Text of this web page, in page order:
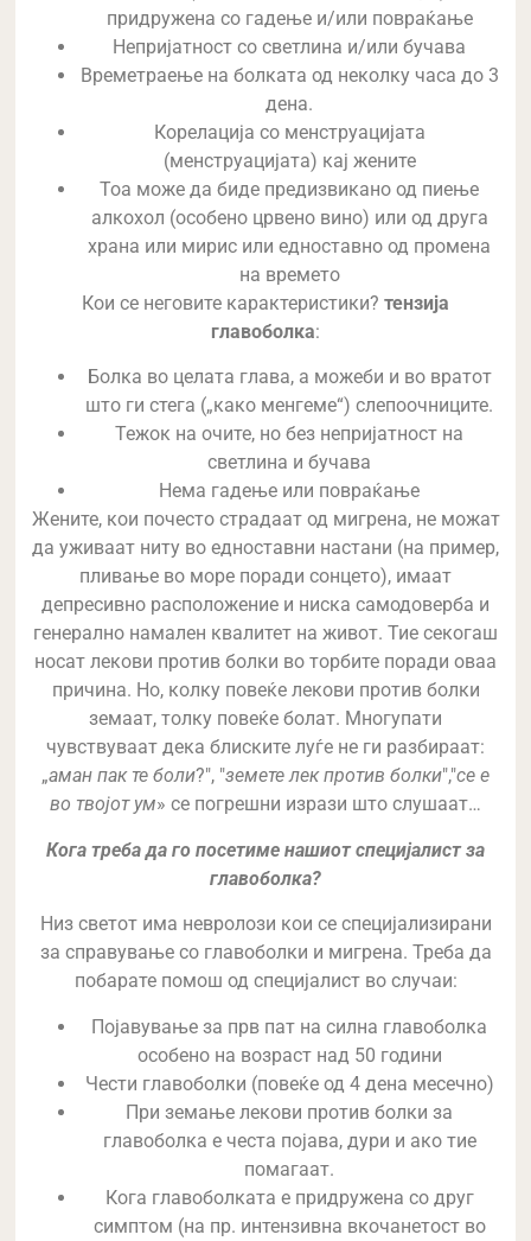
придружена со гадење и/или повраќање
Непријатност со светлина и/или бучава
Времетраење на болката од неколку часа до 3
дена.
Корелација со менструацијата
(менструацијата) кај жените
Тоа може да биде предизвикано од пиење
алкохол (особено црвено вино) или од друга
храна или мирис или едноставно од промена
на времето
Кои се неговите карактеристики? тензија
главоболка:
Болка во целата глава, а можеби и во вратот
што ги стега („како менгеме“) слепоочниците.
Тежок на очите, но без непријатност на
светлина и бучава
Нема гадење или повраќање
Жените, кои почесто страдаат од мигрена, не можат
да уживаат ниту во едноставни настани (на пример,
пливање во море поради сонцето), имаат
депресивно расположение и ниска самодоверба и
генерално намален квалитет на живот. Тие секогаш
носат лекови против болки во торбите поради оваа
причина. Но, колку повеќе лекови против болки
земаат, толку повеќе болат. Многупати
чувствуваат дека блиските луѓе не ги разбираат:
„аман пак те боли?", "земете лек против болки","се е
во твојот ум» се погрешни изрази што слушаат…
Кога треба да го посетиме нашиот специјалист за
главоболка?
Низ светот има невролози кои се специјализирани
за справување со главоболки и мигрена. Треба да
побарате помош од специјалист во случаи:
Појавување за прв пат на силна главоболка
особено на возраст над 50 години
Чести главоболки (повеќе од 4 дена месечно)
При земање лекови против болки за
главоболка е честа појава, дури и ако тие
помагаат.
Кога главоболката е придружена со друг
симптом (на пр. интензивна вкочанетост во